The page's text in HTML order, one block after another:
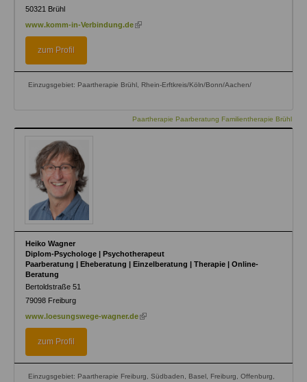
50321 Brühl
www.komm-in-Verbindung.de (link
zum Profil
Einzugsgebiet: Paartherapie Brühl, Rhein-Erftkreis/Köln/Bonn/Aachen/
Paartherapie Paarberatung Familientherapie Brühl
Heiko Wagner
Diplom-Psychologe | Psychotherapeut
Paarberatung | Eheberatung | Einzelberatung | Therapie | Online-
Beratung
Bertoldstraße 51
79098 Freiburg
www.loesungswege-wagner.de (link
zum Profil
Einzugsgebiet: Paartherapie Freiburg, Südbaden, Basel, Freiburg, Offenburg,